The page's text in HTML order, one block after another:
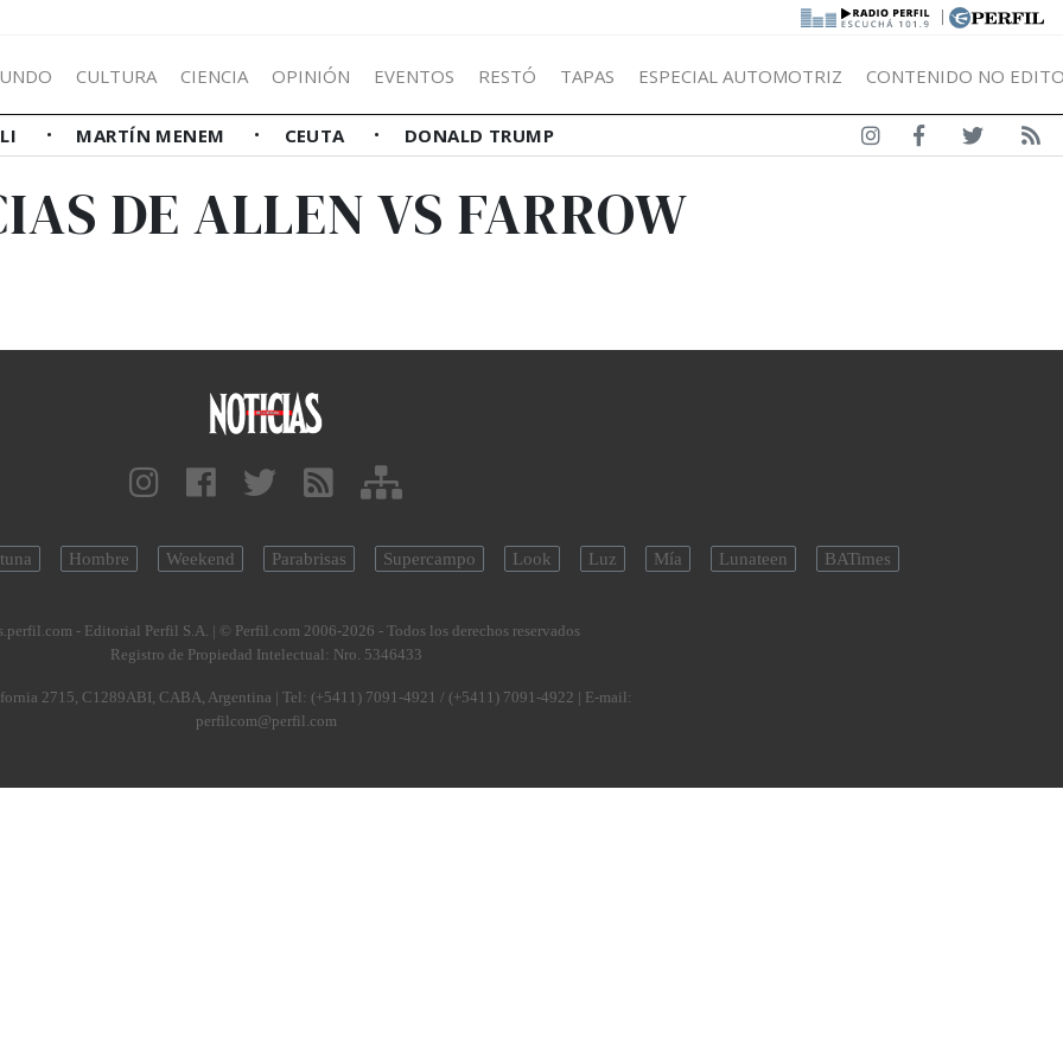
|
CULTURA CIENCIA OPINIÓN EVENTOS RESTÓ TAPAS ESPECIAL AUTOMOTRIZ CONTENIDO NO
MARTÍN MENEM CEUTA DONALD TRUMP
DE ALLEN VS FARROW
Hombre Weekend Parabrisas Supercampo Look Luz Mía Lunateen BATimes
- Editorial Perfil S.A. | © Perfil.com 2006-2026 - Todos los derechos reservados
Registro de Propiedad Intelectual: Nro. 5346433
2715, C1289ABI, CABA, Argentina | Tel: (+5411) 7091-4921 / (+5411) 7091-4922 | E-mail:
perfilcom@perfil.com